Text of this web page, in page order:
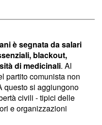
è segnata da salari
blackout,
di medicinali. Al
partito comunista non
questo si aggiungono
civili - tipici delle
e organizzazioni